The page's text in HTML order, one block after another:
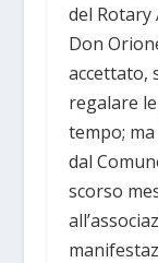
del Rotary
Don
accettato,
regalare
tempo;
dal
scorso